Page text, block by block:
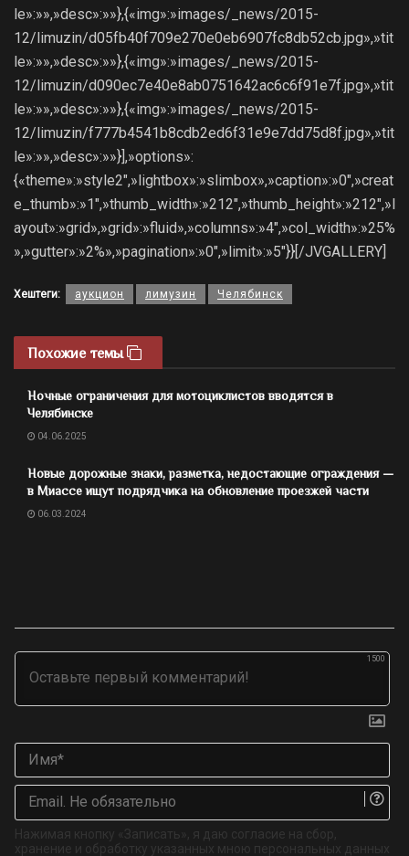
le»:»»,»desc»:»»},{«img»:»images/_news/2015-
12/limuzin/d05fb40f709e270e0eb6907fc8db52cb.jpg»,»tit
le»:»»,»desc»:»»},{«img»:»images/_news/2015-
12/limuzin/d090ec7e40e8ab0751642ac6c6f91e7f.jpg»,»tit
le»:»»,»desc»:»»},{«img»:»images/_news/2015-
12/limuzin/f777b4541b8cdb2ed6f31e9e7dd75d8f.jpg»,»tit
le»:»»,»desc»:»»}],»options»:
{«theme»:»style2″,»lightbox»:»slimbox»,»caption»:»0″,»creat
e_thumb»:»1″,»thumb_width»:»212″,»thumb_height»:»212″,»l
ayout»:»grid»,»grid»:»fluid»,»columns»:»4″,»col_width»:»25%
»,»gutter»:»2%»,»pagination»:»0″,»limit»:»5″}}[/JVGALLERY]
Хештеги: аукцион лимузин Челябинск
Похожие темы
Ночные ограничения для мотоциклистов вводятся в
Челябинске
04.06.2025
Новые дорожные знаки, разметка, недостающие ограждения —
в Миассе ищут подрядчика на обновление проезжей части
06.03.2024
1500
Нажимая кнопку «Записать», я даю согласие на сбор,
хранение и обработку указанных мною персональных данных